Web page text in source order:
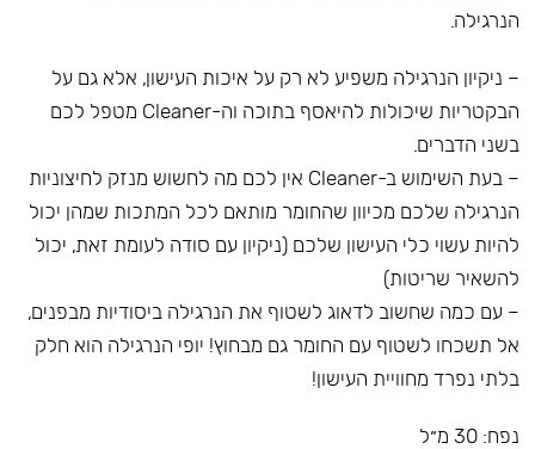
הנרגילה.
– ניקיון הנרגילה משפיע לא רק על איכות העישון, אלא גם על
הבקטריות שיכולות להיאסף בתוכה וה-Cleaner מטפל לכם
בשני הדברים.
– בעת השימוש ב-Cleaner אין לכם מה לחשוש מנזק לחיצוניות
הנרגילה שלכם מכיוון שהחומר מותאם לכל המתכות שמהן יכול
להיות עשוי כלי העישון שלכם (ניקיון עם סודה לעומת זאת, יכול
להשאיר שריטות)
– עם כמה שחשוב לדאוג לשטוף את הנרגילה ביסודיות מבפנים,
אל תשכחו לשטוף עם החומר גם מבחוץ! יופי הנרגילה הוא חלק
בלתי נפרד מחוויית העישון!
נפח: 30 מ״ל